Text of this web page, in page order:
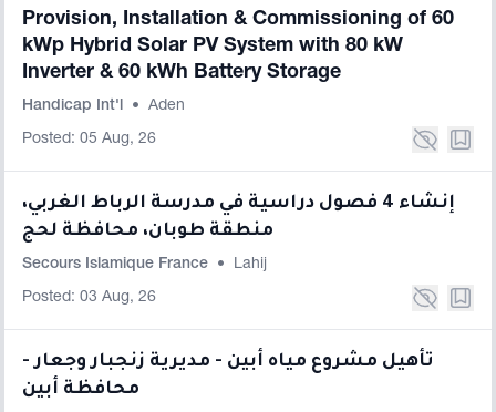
Provision, Installation & Commissioning of 60
kWp Hybrid Solar PV System with 80 kW
Inverter & 60 kWh Battery Storage
Handicap Int'l • Aden
Posted: 05 Aug, 26
إنشاء 4 فصول دراسية في مدرسة الرباط الغربي،
منطقة طوبان، محافظة لحج
Secours Islamique France • Lahij
Posted: 03 Aug, 26
تأهيل مشروع مياه أبين - مديرية زنجبار وجعار -
محافظة أبين